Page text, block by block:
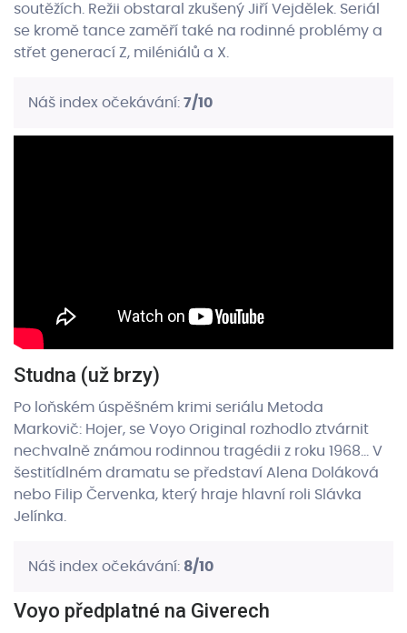
soutěžích. Režii obstaral zkušený Jiří Vejdělek. Seriál
se kromě tance zaměří také na rodinné problémy a
střet generací Z, miléniálů a X.
Náš index očekávání: 7/10
Studna (už brzy)
Po loňském úspěšném krimi seriálu Metoda
Markovič: Hojer, se Voyo Original rozhodlo ztvárnit
nechvalně známou rodinnou tragédii z roku 1968... V
šestitídlném dramatu se představí Alena Doláková
nebo Filip Červenka, který hraje hlavní roli Slávka
Jelínka.
Náš index očekávání: 8/10
Voyo předplatné na Giverech